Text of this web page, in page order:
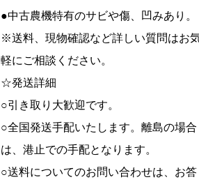
●中古農機特有のサビや傷、凹みあり。
※送料、現物確認など詳しい質問はお
軽にご相談ください。
☆発送詳細
○引き取り大歓迎です。
○全国発送手配いたします。離島の場合
は、港止での手配となります。
○送料についてのお問い合わせは、お答